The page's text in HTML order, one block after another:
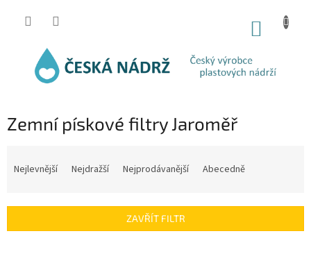
Zemní pískové filtry Jaroměř
í
Nejlevnější Nejdražší Nejprodávanější Abecedně
ZAVŘÍT FILTR